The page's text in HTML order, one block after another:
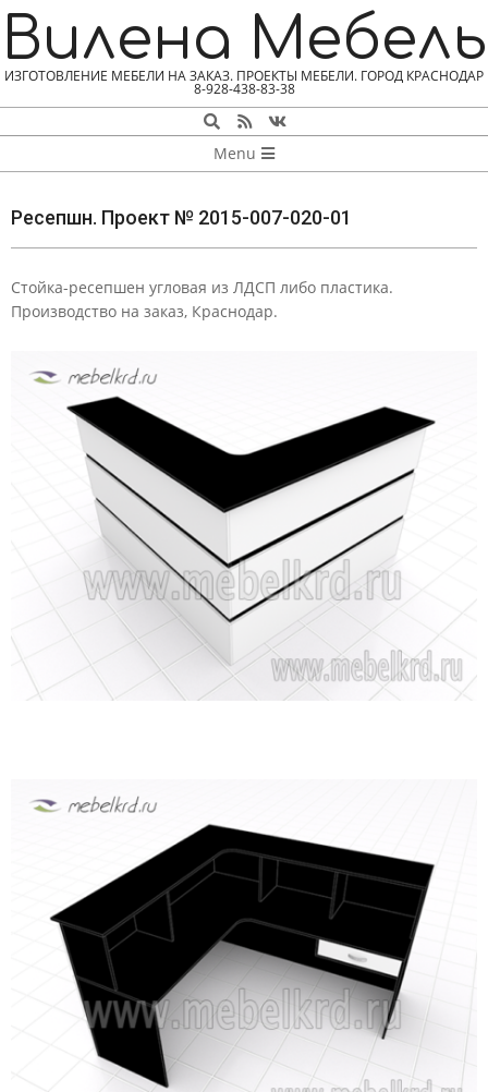
Skip
to
content
Вилена Мебель
ИЗГОТОВЛЕНИЕ МЕБЕЛИ НА ЗАКАЗ. ПРОЕКТЫ МЕБЕЛИ. ГОРОД КРАСНОДАР
8-928-438-83-38
Search
MENU
Menu
Ресепшн. Проект № 2015-007-020-01
Р
О
№
Стойка-ресепшен угловая из ЛДСП либо пластика.
Производство на заказ, Краснодар.